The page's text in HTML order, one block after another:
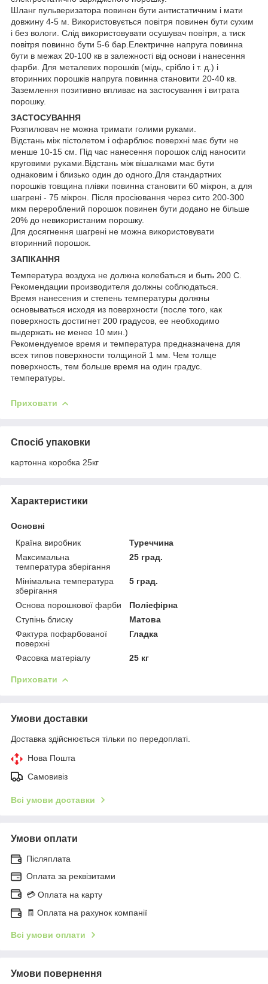
Шланг пульверизатора повинен бути антистатичним і мати
довжину 4-5 м. Використовується повітря повинен бути сухим
і без вологи. Слід використовувати осушувач повітря, а тиск
повітря повинно бути 5-6 бар.Електричне напруга повинна
бути в межах 20-100 кв в залежності від основи і нанесення
фарби. Для металевих порошків (мідь, срібло і т. д.) і
вторинних порошків напруга повинна становити 20-40 кв.
Заземлення позитивно впливає на застосування і витрата
порошку.
ЗАСТОСУВАННЯ
Розпилювач не можна тримати голими руками.
Відстань між пістолетом і офарблює поверхні має бути не
менше 10-15 см. Під час нанесення порошок слід наносити
круговими рухами.Відстань між вішалками має бути
однаковим і близько один до одного.Для стандартних
порошків товщина плівки повинна становити 60 мікрон, а для
шагрені - 75 мікрон. Після просіювання через сито 200-300
мкм перероблений порошок повинен бути додано не більше
20% до невикористаним порошку.
Для досягнення шагрені не можна використовувати
вторинний порошок.
ЗАПІКАННЯ
Температура воздуха не должна колебаться и быть 200 С.
Рекомендации производителя должны соблюдаться.
Время нанесения и степень температуры должны
основываться исходя из поверхности (после того, как
поверхность достигнет 200 градусов, ее необходимо
выдержать не менее 10 мин.)
Рекомендуемое время и температура предназначена для
всех типов поверхности толщиной 1 мм. Чем толще
поверхность, тем больше время на один градус.
температуры.
Приховати
Спосіб упаковки
картонна коробка 25кг
Характеристики
Основні
Країна виробник
Туреччина
Максимальна
температура зберігання
25 град.
Мінімальна температура
зберігання
5 град.
Основа порошкової фарби
Поліефірна
Ступінь блиску
Матова
Фактура пофарбованої
поверхні
Гладка
Фасовка матеріалу 25 кг
Приховати
Умови доставки
Доставка здійснюється тільки по передоплаті.
Нова Пошта
Самовивіз
Всі умови доставки
Умови оплати
Післяплата
Оплата за реквізитами
💳 Оплата на карту
🧾 Оплата на рахунок компанії
Всі умови оплати
Умови повернення